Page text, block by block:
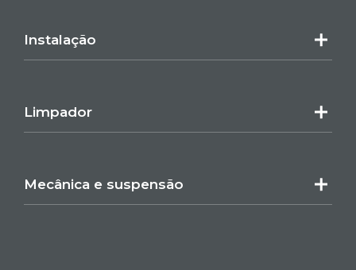
Instalação
Limpador
Mecânica e suspensão